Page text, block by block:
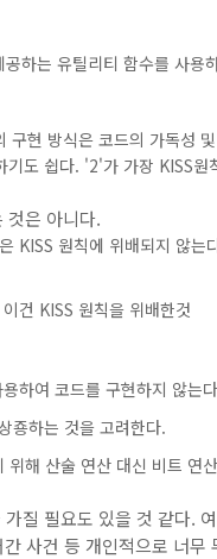
는 유틸리티 함수를 사용
구현 방식은 코드의 가독성
도 쉽다. '2'가 가장 KISS원
것은 아니다.
KISS 원칙에 위배되지 않
건 KISS 원칙을 위배한것
하여 코드를 구현하지 않는
죵하는 것을 고려한다.
해 산술 연산 대신 비트 연
질 필요도 있을 것 같다.
사건 등 개인적으로 너무